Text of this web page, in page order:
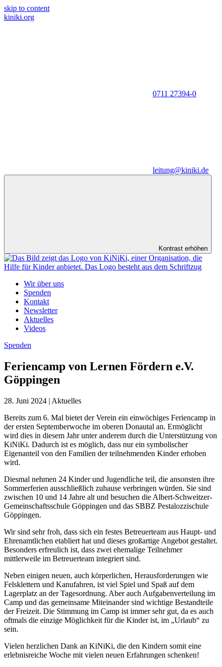
skip to content
kiniki.org
0711 27394-0
leitung@kiniki.de
Kontrast erhöhen
Wir über uns
Spenden
Kontakt
Newsletter
Aktuelles
Videos
Spenden
Feriencamp von Lernen Fördern e.V.
Göppingen
28. Juni 2024 | Aktuelles
Bereits zum 6. Mal bietet der Verein ein einwöchiges Feriencamp in
der ersten Septemberwoche im oberen Donautal an. Ermöglicht
wird dies in diesem Jahr unter anderem durch die Unterstützung von
KiNiKi. Dadurch ist es möglich, dass nur ein symbolischer
Eigenanteil von den Familien der teilnehmenden Kinder erhoben
wird.
Diesmal nehmen 24 Kinder und Jugendliche teil, die ansonsten ihre
Sommerferien ausschließlich zuhause verbringen würden. Sie sind
zwischen 10 und 14 Jahre alt und besuchen die Albert-Schweitzer-
Gemeinschaftsschule Göppingen und das SBBZ Pestalozzischule
Göppingen.
Wir sind sehr froh, dass sich ein festes Betreuerteam aus Haupt- und
Ehrenamtlichen etabliert hat und dieses großartige Angebot gestaltet.
Besonders erfreulich ist, dass zwei ehemalige Teilnehmer
mittlerweile im Betreuerteam integriert sind.
Neben einigen neuen, auch körperlichen, Herausforderungen wie
Felsklettern und Kanufahren, ist viel Spiel und Spaß auf dem
Lagerplatz an der Tagesordnung. Aber auch Aufgabenverteilung im
Camp und das gemeinsame Miteinander sind wichtige Bestandteile
der Freizeit. Die Stimmung im Camp ist immer sehr gut, da es auch
oftmals die einzige Möglichkeit für die Kinder ist, im „Urlaub“ zu
sein.
Vielen herzlichen Dank an KiNiKi, die den Kindern somit eine
erlebnisreiche Woche mit vielen neuen Erfahrungen schenken!